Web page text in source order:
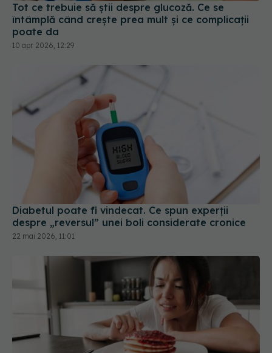
Tot ce trebuie să știi despre glucoză. Ce se
întâmplă când crește prea mult și ce complicații
poate da
10 apr 2026, 12:29
Diabetul poate fi vindecat. Ce spun experții
despre „reversul” unei boli considerate cronice
22 mai 2026, 11:01